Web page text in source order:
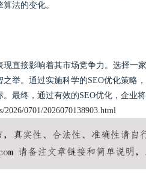
法的变化。
直接影响着其市场竞争力。选择一
举。通过实施科学的SEO优化策略
最终，通过有效的SEO优化，企业
2026/0701/2026070138903.html